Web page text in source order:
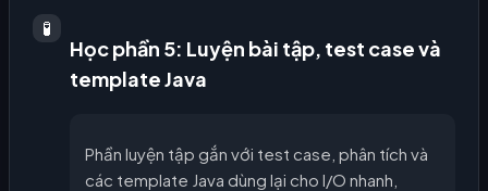
🧪
Học phần 5: Luyện bài tập, test case và
template Java
Phần luyện tập gắn với test case, phân tích và
các template Java dùng lại cho I/O nhanh,